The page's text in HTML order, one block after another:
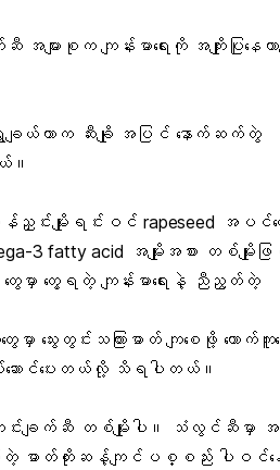
ဆီ အများစုကကျန်းမာရေး ကို အကျိုးပြုနေတာ
းချယ်တာက ဆီးချို အပြင် နောက်ဆက်တွဲ
။
င်းမျိုးရင်းဝင် rapeseed အပင်
3 fatty acid အမျိုးအစား တစ်မျိုး
ာ တွေ့ရတဲ့ ကျန်းမာရေးနဲ့ ညီညွတ်တဲ့
မှာ သွေးတွင်းသကြားဓာတ် ကျစေဖို့ ထောက်ကူပ
ောင်ပေးတယ်လို့ သိရပါတယ်။
င်းချက်ဆီ တစ်မျိုးပါ။ သံလွင်ဆီမှာ
ေါ်တဲ့ ဓာတ်တိုးဆန့်ကျင်ပစ္စည်း ပါဝင်န